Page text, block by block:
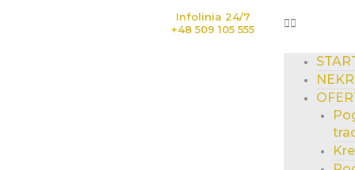
Infolinia 24/7
+48 509 105 555